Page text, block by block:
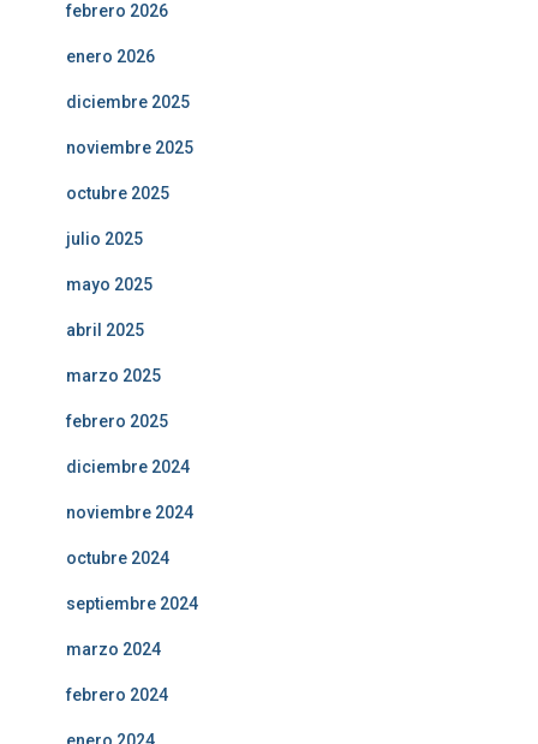
febrero 2026
enero 2026
diciembre 2025
noviembre 2025
octubre 2025
julio 2025
mayo 2025
abril 2025
marzo 2025
febrero 2025
diciembre 2024
noviembre 2024
octubre 2024
septiembre 2024
marzo 2024
febrero 2024